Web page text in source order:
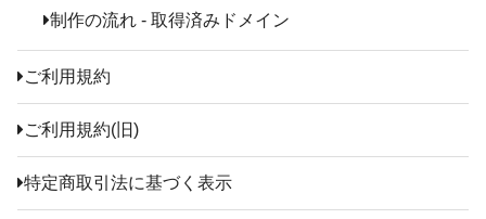
制作の流れ - 取得済みドメイン
ご利用規約
ご利用規約(旧)
特定商取引法に基づく表示